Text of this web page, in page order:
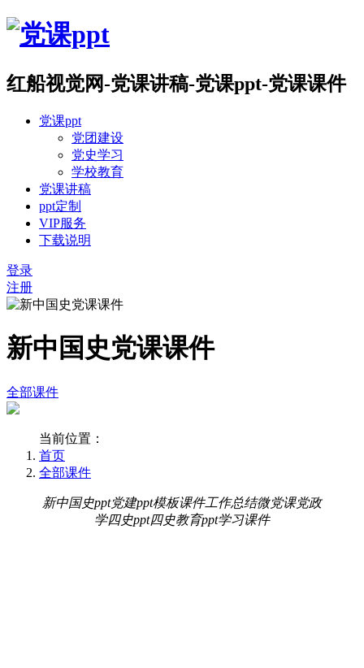
红船视觉网-党课讲稿-党课ppt-党课课件
党课ppt
党团建设
党史学习
学校教育
党课讲稿
ppt定制
VIP服务
下载说明
登录
注册
新中国史党课课件
全部课件
当前位置：
首页
全部课件
新中国史ppt党建ppt模板课件工作总结微党课党政
学四史ppt四史教育ppt学习课件